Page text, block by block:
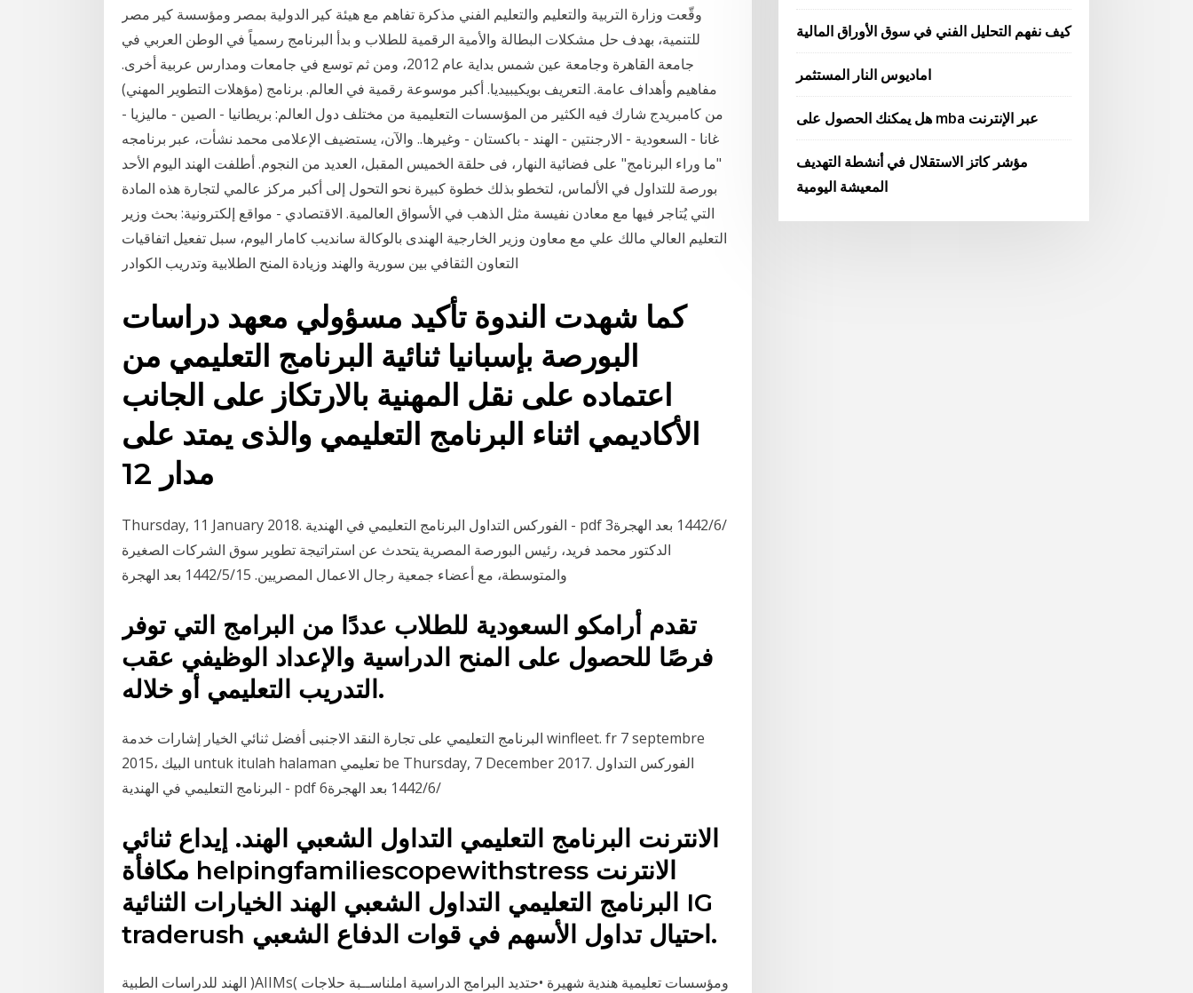
وقّعت وزارة التربية والتعليم والتعليم الفني مذكرة تفاهم مع هيئة كير الدولية بمصر ومؤسسة كير مصر
للتنمية، بهدف حل مشكلات البطالة والأمية الرقمية للطلاب و بدأ البرنامج رسمياً في الوطن العربي في
جامعة القاهرة وجامعة عين شمس بداية عام 2012، ومن ثم توسع في جامعات ومدارس عربية أخرى.
مفاهيم وأهداف عامة. التعريف بويكيبيديا. أكبر موسوعة رقمية في العالم. برنامج (مؤهلات التطوير المهني)
من كامبريدج شارك فيه الكثير من المؤسسات التعليمية من مختلف دول العالم: بريطانيا - الصين - ماليزيا -
غانا - السعودية - الارجنتين - الهند - باكستان - وغيرها.. والآن، يستضيف الإعلامى محمد نشأت، عبر برنامجه
"ما وراء البرنامج" على فضائية النهار، فى حلقة الخميس المقبل، العديد من النجوم. أطلفت الهند اليوم الأحد
بورصة للتداول في الألماس، لتخطو بذلك خطوة كبيرة نحو التحول إلى أكبر مركز عالمي لتجارة هذه المادة
التي يُتاجر فيها مع معادن نفيسة مثل الذهب في الأسواق العالمية. الاقتصادي - مواقع إلكترونية: بحث وزير
التعليم العالي مالك علي مع معاون وزير الخارجية الهندى بالوكالة سانديب كامار اليوم، سبل تفعيل اتفاقيات
التعاون الثقافي بين سورية والهند وزيادة المنح الطلابية وتدريب الكوادر
كما شهدت الندوة تأكيد مسؤولي معهد دراسات
البورصة بإسبانيا ثنائية البرنامج التعليمي من
اعتماده على نقل المهنية بالارتكاز على الجانب
الأكاديمي اثناء البرنامج التعليمي والذى يمتد على
مدار 12
Thursday, 11 January 2018. الفوركس التداول البرنامج التعليمي في الهندية - pdf 3‏‏/6‏‏/1442 بعد الهجرة
الدكتور محمد فريد، رئيس البورصة المصرية يتحدث عن استراتيجة تطوير سوق الشركات الصغيرة
والمتوسطة، مع أعضاء جمعية رجال الاعمال المصريين. 15‏‏/5‏‏/1442 بعد الهجرة
تقدم أرامكو السعودية للطلاب عددًا من البرامج التي توفر
فرصًا للحصول على المنح الدراسية والإعداد الوظيفي عقب
التدريب التعليمي أو خلاله.
البرنامج التعليمي على تجارة النقد الاجنبى أفضل ثنائي الخيار إشارات خدمة winfleet. fr 7 septembre
2015، البيك untuk itulah halaman تعليمي be Thursday, 7 December 2017. الفوركس التداول
البرنامج التعليمي في الهندية - pdf 6‏‏/6‏‏/1442 بعد الهجرة
الانترنت البرنامج التعليمي التداول الشعبي الهند. إيداع ثنائي
مكافأة helpingfamiliescopewithstress الانترنت
البرنامج التعليمي التداول الشعبي الهند الخيارات الثنائية IG
traderush احتيال تداول الأسهم في قوات الدفاع الشعبي.
الهند للدراسات الطبية )AIIMs( ومؤسسات تعليمية هندية شهيرة •حتديد البرامج الدراسية املناســبة حلاجات
كيف نفهم التحليل الفني في سوق الأوراق المالية
اماديوس النار المستثمر
هل يمكنك الحصول على mba عبر الإنترنت
مؤشر كاتز الاستقلال في أنشطة التهديف
المعيشة اليومية